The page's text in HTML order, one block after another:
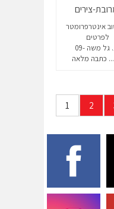
צירים
אינטרפרומטר
לפרטים
נוספים: חברת להט טכנולוגיות. גל משה 09-
כתבה מלאה
1 2